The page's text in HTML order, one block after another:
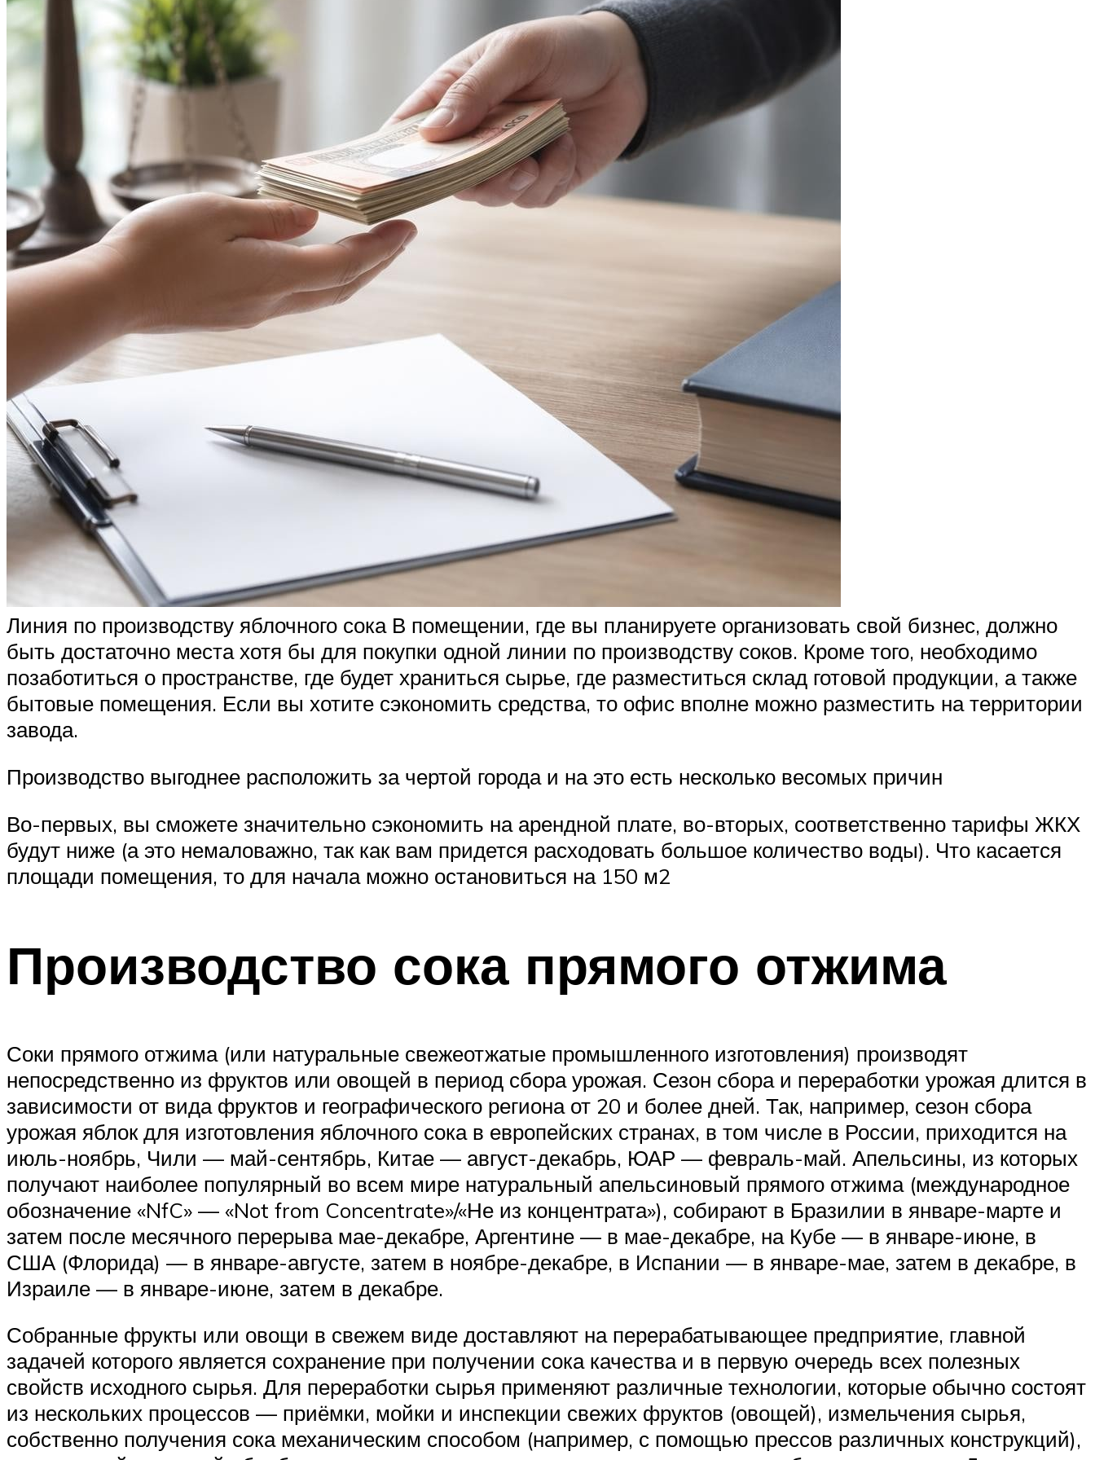
Линия по производству яблочного сока В помещении, где вы планируете организовать свой бизнес, должно
быть достаточно места хотя бы для покупки одной линии по производству соков. Кроме того, необходимо
позаботиться о пространстве, где будет храниться сырье, где разместиться склад готовой продукции, а также
бытовые помещения. Если вы хотите сэкономить средства, то офис вполне можно разместить на территории
завода.
Производство выгоднее расположить за чертой города и на это есть несколько весомых причин
Во-первых, вы сможете значительно сэкономить на арендной плате, во-вторых, соответственно тарифы ЖКХ
будут ниже (а это немаловажно, так как вам придется расходовать большое количество воды). Что касается
площади помещения, то для начала можно остановиться на 150 м2
Производство сока прямого отжима
Соки прямого отжима (или натуральные свежеотжатые промышленного изготовления) производят
непосредственно из фруктов или овощей в период сбора урожая. Сезон сбора и переработки урожая длится в
зависимости от вида фруктов и географического региона от 20 и более дней. Так, например, сезон сбора
урожая яблок для изготовления яблочного сока в европейских странах, в том числе в России, приходится на
июль-ноябрь, Чили — май-сентябрь, Китае — август-декабрь, ЮАР — февраль-май. Апельсины, из которых
получают наиболее популярный во всем мире натуральный апельсиновый прямого отжима (международное
обозначение «NfC» — «Not from Concentrate»/«Не из концентрата»), собирают в Бразилии в январе-марте и
затем после месячного перерыва мае-декабре, Аргентине — в мае-декабре, на Кубе — в январе-июне, в
США (Флорида) — в январе-августе, затем в ноябре-декабре, в Испании — в январе-мае, затем в декабре, в
Израиле — в январе-июне, затем в декабре.
Собранные фрукты или овощи в свежем виде доставляют на перерабатывающее предприятие, главной
задачей которого является сохранение при получении сока качества и в первую очередь всех полезных
свойств исходного сырья. Для переработки сырья применяют различные технологии, которые обычно состоят
из нескольких процессов — приёмки, мойки и инспекции свежих фруктов (овощей), измельчения сырья,
собственно получения сока механическим способом (например, с помощью прессов различных конструкций),